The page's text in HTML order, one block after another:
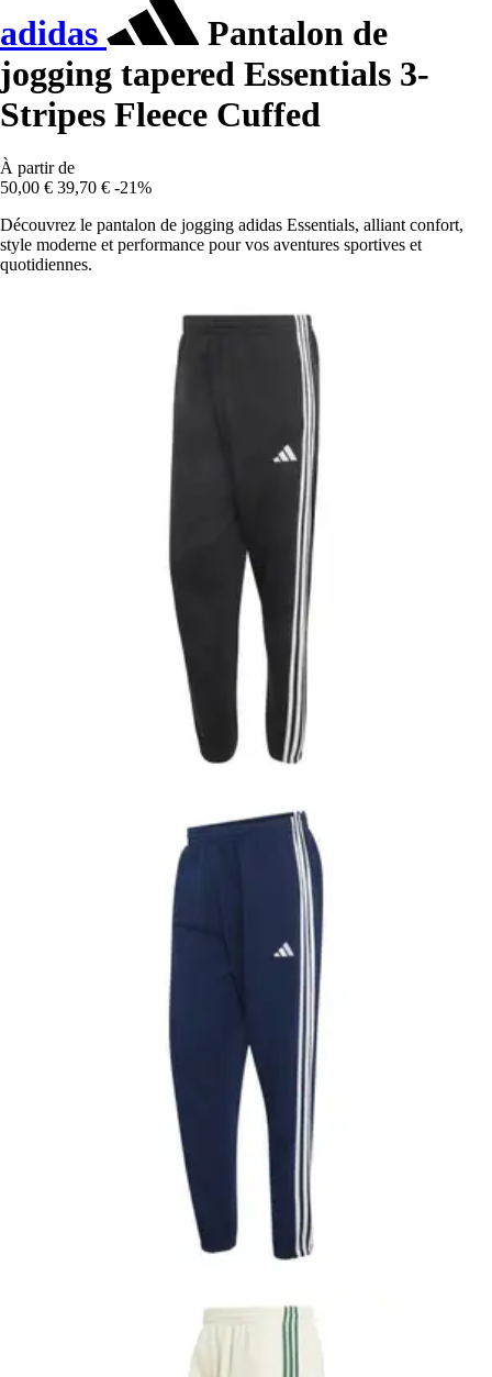
adidas
Pantalon de
jogging tapered Essentials 3-
Stripes Fleece Cuffed
À partir de
50,00 € 39,70 € -21%
Découvrez le pantalon de jogging adidas Essentials, alliant confort,
style moderne et performance pour vos aventures sportives et
quotidiennes.